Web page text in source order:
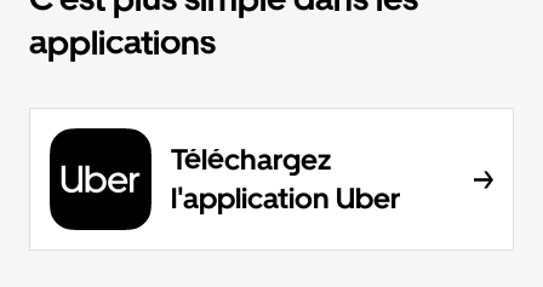
applications
Téléchargez
l'application Uber